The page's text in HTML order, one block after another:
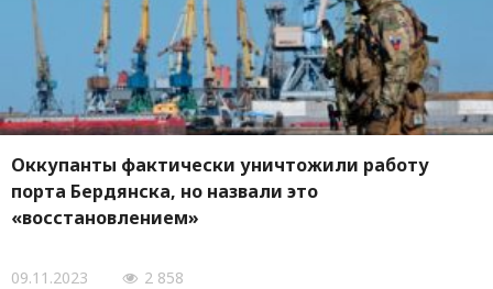
Оккупанты фактически уничтожили работу
порта Бердянска, но назвали это
«восстановлением»
09.11.2023 2 858